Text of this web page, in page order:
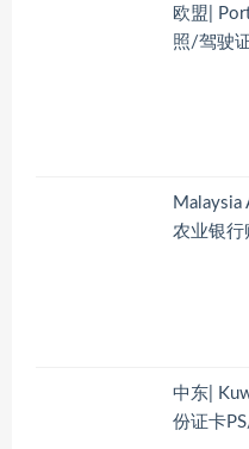
欧盟|
照/驾驶
Malaysia
农业银行
中东|
份证卡